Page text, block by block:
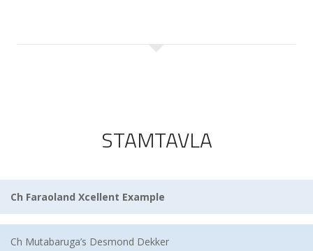
STAMTAVLA
Ch Faraoland Xcellent Example
Ch Mutabaruga’s Desmond Dekker